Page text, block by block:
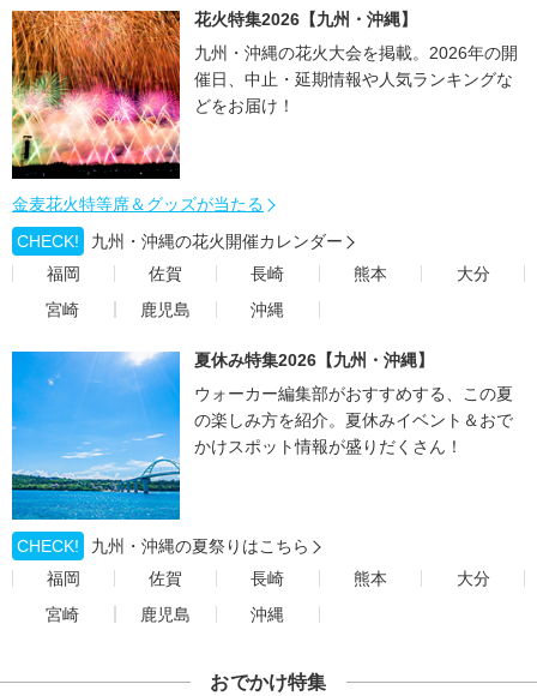
花火特集2026【九州・沖縄】
九州・沖縄の花火大会を掲載。2026年の開
催日、中止・延期情報や人気ランキングな
どをお届け！
金麦花火特等席＆グッズが当たる
CHECK!
九州・沖縄の花火開催カレンダー
福岡
佐賀 長崎 熊本
大分
宮崎
鹿児島 沖縄
夏休み特集2026【九州・沖縄】
ウォーカー編集部がおすすめする、この夏
の楽しみ方を紹介。夏休みイベント＆おで
かけスポット情報が盛りだくさん！
CHECK!
九州・沖縄の夏祭りはこちら
福岡
佐賀 長崎 熊本
大分
宮崎
鹿児島 沖縄
おでかけ特集